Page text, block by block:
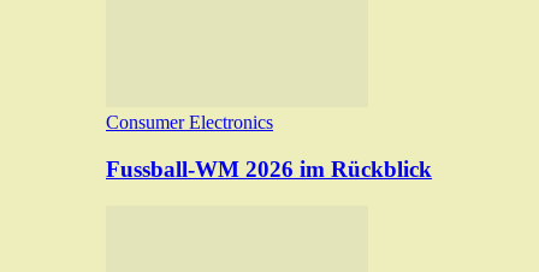
Consumer Electronics
Fussball-WM 2026 im Rückblick